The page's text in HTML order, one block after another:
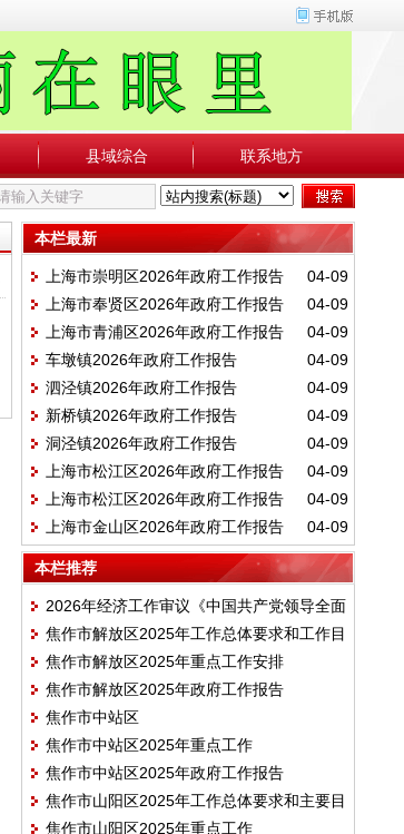
县域综合 联系地方
本栏最新
04-09
上海市崇明区2026年政府工作报告
04-09
上海市奉贤区2026年政府工作报告
04-09
上海市青浦区2026年政府工作报告
04-09
车墩镇2026年政府工作报告
04-09
泗泾镇2026年政府工作报告
04-09
新桥镇2026年政府工作报告
04-09
洞泾镇2026年政府工作报告
04-09
上海市松江区2026年政府工作报告
04-09
上海市松江区2026年政府工作报告
04-09
上海市金山区2026年政府工作报告
本栏推荐
2026年经济工作审议《中国共产党领导全面
依法治国工作条例》
焦作市解放区2025年工作总体要求和工作目
标
焦作市解放区2025年重点工作安排
焦作市解放区2025年政府工作报告
焦作市中站区
焦作市中站区2025年重点工作
焦作市中站区2025年政府工作报告
焦作市山阳区2025年工作总体要求和主要目
焦作市山阳区2025年重点工作